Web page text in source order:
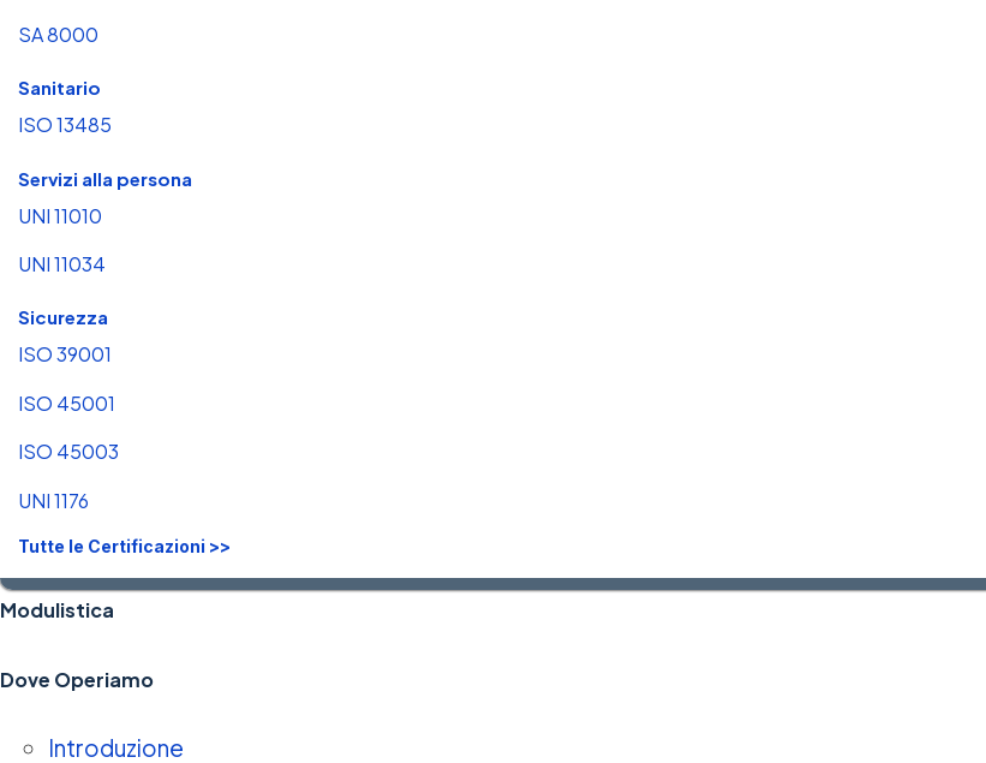
SA 8000
Sanitario
ISO 13485
Servizi alla persona
UNI 11010
UNI 11034
Sicurezza
ISO 39001
ISO 45001
ISO 45003
UNI 1176
Tutte le Certificazioni >>
Modulistica
Dove Operiamo
Introduzione